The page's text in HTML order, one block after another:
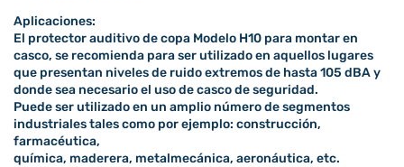
Aplicaciones:
El protector auditivo de copa Modelo H10 para montar en
casco, se recomienda para ser utilizado en aquellos lugares
que presentan niveles de ruido extremos de hasta 105 dBA y
donde sea necesario el uso de casco de seguridad.
Puede ser utilizado en un amplio número de segmentos
industriales tales como por ejemplo: construcción,
farmacéutica,
química, maderera, metalmecánica, aeronáutica, etc.